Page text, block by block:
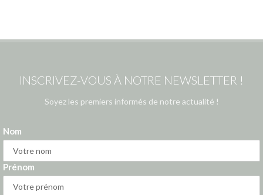
INSCRIVEZ-VOUS À NOTRE NEWSLETTER !
Soyez les premiers informés de notre actualité !
Nom
Prénom